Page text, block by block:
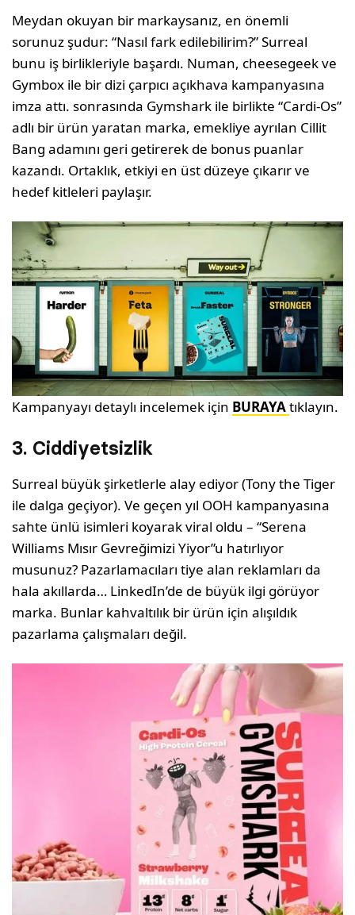
Meydan okuyan bir markaysanız, en önemli
sorunuz şudur: “Nasıl fark edilebilirim?” Surreal
bunu iş birlikleriyle başardı. Numan, cheesegeek ve
Gymbox ile bir dizi çarpıcı açıkhava kampanyasına
imza attı. sonrasında Gymshark ile birlikte “Cardi-Os”
adlı bir ürün yaratan marka, emekliye ayrılan Cillit
Bang adamını geri getirerek de bonus puanlar
kazandı. Ortaklık, etkiyi en üst düzeye çıkarır ve
hedef kitleleri paylaşır.
Kampanyayı detaylı incelemek için BURAYAtıklayın.
3. Ciddiyetsizlik
Surreal büyük şirketlerle alay ediyor (Tony the Tiger
ile dalga geçiyor). Ve geçen yıl OOH kampanyasına
sahte ünlü isimleri koyarak viral oldu – “Serena
Williams Mısır Gevreğimizi Yiyor”u hatırlıyor
musunuz? Pazarlamacıları tiye alan reklamları da
hala akıllarda… LinkedIn’de de büyük ilgi görüyor
marka. Bunlar kahvaltılık bir ürün için alışıldık
pazarlama çalışmaları değil.